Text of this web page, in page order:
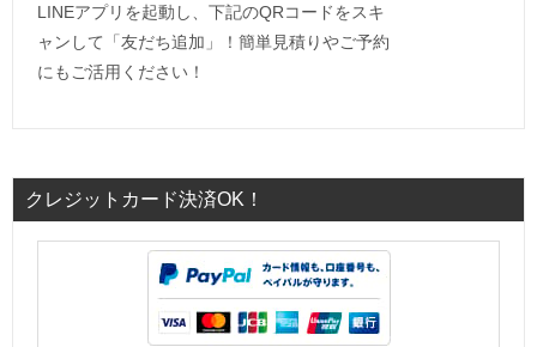
LINEアプリを起動し、下記のQRコードをスキ
ャンして「友だち追加」！簡単見積りやご予約
にもご活用ください！
クレジットカード決済OK！